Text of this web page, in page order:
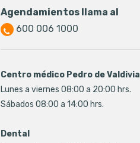
Agendamientos llama al
600 006 1000
Centro médico Pedro de Valdivia
Lunes a viernes 08:00 a 20:00 hrs.
Sábados 08:00 a 14:00 hrs.
Dental